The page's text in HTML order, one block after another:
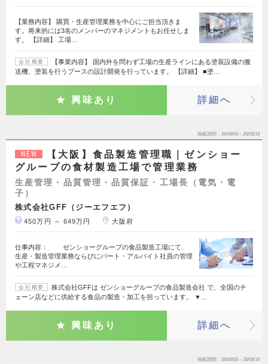
【業務内容】 購買・生産管理業務を中心にご担当頂きま
す。将来的には3名のメンバーのマネジメントもお任せしま
す。 【詳細】 工場…
会社概要
【事業内容】 国内外を問わず工場の生産ラインにある塗装設備の搬
送機、塗装を行うブースの設計開発を行っています。 【詳細】 ■塗…
興味あり 詳細へ
掲載期間 26/08/06～26/08/19
NEW
【大阪】食品製造管理職｜ゼンショー
グループの食材製造工場で管理業務
生産管理・品質管理・品質保証・工場長（電気・電
子）
株式会社GFF（ジーエフエフ）
450万円 ～ 649万円 大阪府
仕事内容： ゼンショーグループの食品製造工場にて、
生産・製造管理業務ならびにパート・アルバイト社員の管理
や工程マネジメ…
会社概要
株式会社GFFは ゼンショーグループの食品製造会社 で、全国のチ
ェーン店などに供給する食品の製造・加工を担っています。 ▼…
興味あり 詳細へ
掲載期間 26/08/06～26/08/19